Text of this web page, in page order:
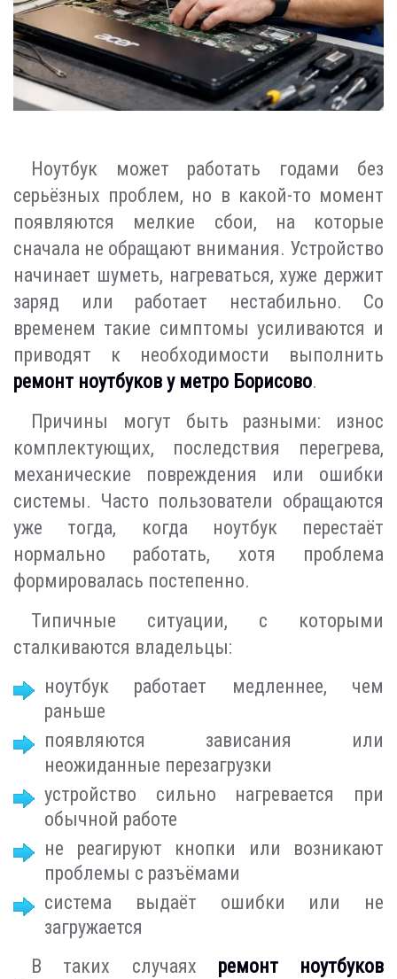
Ноутбук может работать годами без
серьёзных проблем, но в какой-то момент
появляются мелкие сбои, на которые
сначала не обращают внимания. Устройство
начинает шуметь, нагреваться, хуже держит
заряд или работает нестабильно. Со
временем такие симптомы усиливаются и
приводят к необходимости выполнить
ремонт ноутбуков у метро Борисово.
Причины могут быть разными: износ
комплектующих, последствия перегрева,
механические повреждения или ошибки
системы. Часто пользователи обращаются
уже тогда, когда ноутбук перестаёт
нормально работать, хотя проблема
формировалась постепенно.
Типичные ситуации, с которыми
сталкиваются владельцы:
ноутбук работает медленнее, чем
раньше
появляются зависания или
неожиданные перезагрузки
устройство сильно нагревается при
обычной работе
не реагируют кнопки или возникают
проблемы с разъёмами
система выдаёт ошибки или не
загружается
В таких случаях ремонт ноутбуков